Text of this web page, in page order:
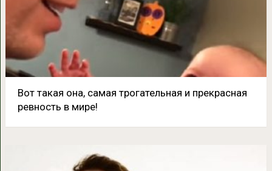
Вот такая она, самая трогательная и прекрасная
ревность в мире!